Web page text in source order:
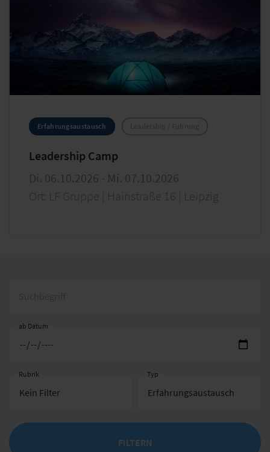
Erfahrungsaustausch
Leadership Camp
Di. 06.10.2026 - Mi. 07.10.2026
Ort: LF Gruppe | Hainstraße 16 | Leipzig
ab Datum
Rubrik Typ
FILTERN